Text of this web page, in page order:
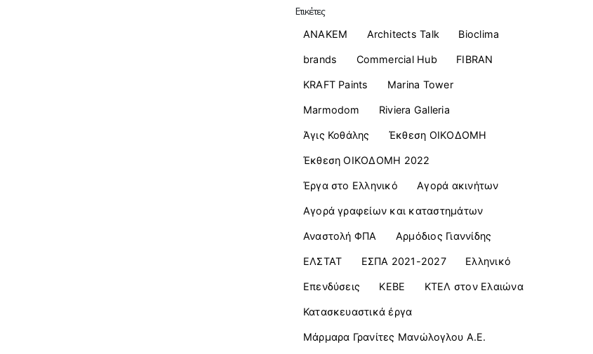
Ετικέτες
ANAKEM Architects Talk Bioclima
brands Commercial Ηub FIBRAN
KRAFT Paints Marina Tower
Marmodom Riviera Galleria
Άγις Κοθάλης Έκθεση ΟΙΚΟΔΟΜΗ
Έκθεση ΟΙΚΟΔΟΜΗ 2022
Έργα στο Ελληνικό Αγορά ακινήτων
Αγορά γραφείων και καταστημάτων
Αναστολή ΦΠΑ Αρμόδιος Γιαννίδης
ΕΛΣΤΑΤ ΕΣΠΑ 2021-2027 Ελληνικό
Επενδύσεις ΚΕΒΕ ΚΤΕΛ στον Ελαιώνα
Κατασκευαστικά έργα
Μάρμαρα Γρανίτες Μανώλογλου Α.Ε.